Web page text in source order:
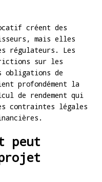
créent des
mais elles
régulateurs. Les
sur les
obligations de
profondément la
de rendement qui
contraintes légales
peut